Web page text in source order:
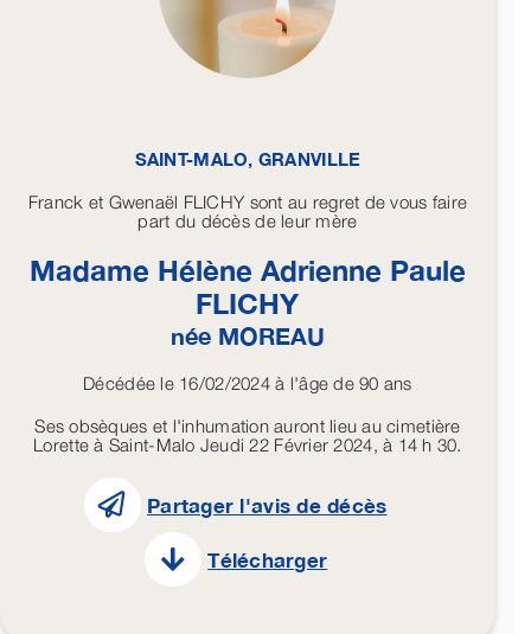
SAINT-MALO, GRANVILLE
Franck et Gwenaël FLICHY sont au regret de vous faire
part du décès de leur mère
Madame Hélène Adrienne Paule
FLICHY
née MOREAU
Décédée le 16/02/2024 à l'âge de 90 ans
Ses obsèques et l'inhumation auront lieu au cimetière
Lorette à Saint-Malo Jeudi 22 Février 2024, à 14 h 30.
Partager l'avis de décès
Télécharger